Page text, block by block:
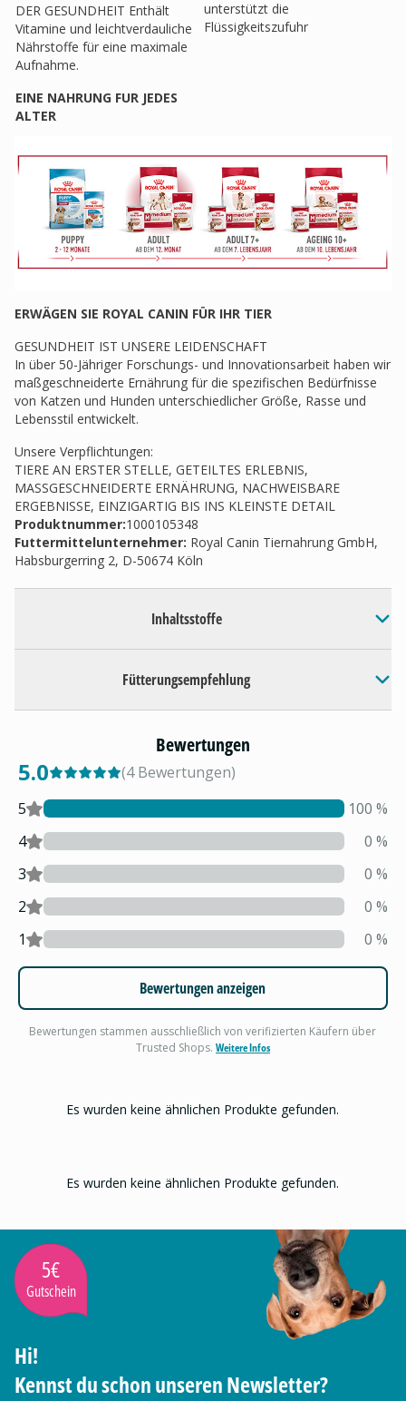
DER GESUNDHEIT Enthält
Vitamine und leichtverdauliche
Nährstoffe für eine maximale
Aufnahme.
EINE NAHRUNG FUR JEDES
ALTER
unterstützt die
Flüssigkeitszufuhr
ERWÄGEN SIE ROYAL CANIN FÜR IHR TIER
GESUNDHEIT IST UNSERE LEIDENSCHAFT
In über 50-Jähriger Forschungs- und Innovationsarbeit haben wir
maßgeschneiderte Ernährung für die spezifischen Bedürfnisse
von Katzen und Hunden unterschiedlicher Größe, Rasse und
Lebensstil entwickelt.
Unsere Verpflichtungen:
TIERE AN ERSTER STELLE, GETEILTES ERLEBNIS,
MASSGESCHNEIDERTE ERNÄHRUNG, NACHWEISBARE
ERGEBNISSE, EINZIGARTIG BIS INS KLEINSTE DETAIL
Produktnummer:1000105348
Futtermittelunternehmer: Royal Canin Tiernahrung GmbH,
Habsburgerring 2, D-50674 Köln
Inhaltsstoffe
Fütterungsempfehlung
Bewertungen
5.0 (4 Bewertungen)
5
100 %
4
0 %
3
0 %
2
0 %
1
0 %
Bewertungen anzeigen
Bewertungen stammen ausschließlich von verifizierten Käufern über
Trusted Shops. Weitere Infos
Es wurden keine ähnlichen Produkte gefunden.
Es wurden keine ähnlichen Produkte gefunden.
5€
Gutschein
Hi!
Kennst du schon unseren Newsletter?